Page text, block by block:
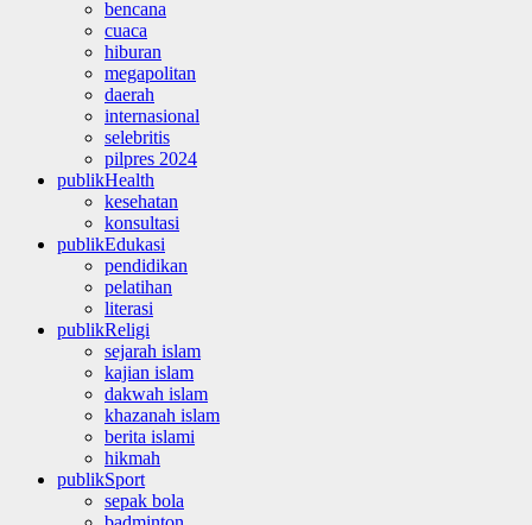
bencana
cuaca
hiburan
megapolitan
daerah
internasional
selebritis
pilpres 2024
publikHealth
kesehatan
konsultasi
publikEdukasi
pendidikan
pelatihan
literasi
publikReligi
sejarah islam
kajian islam
dakwah islam
khazanah islam
berita islami
hikmah
publikSport
sepak bola